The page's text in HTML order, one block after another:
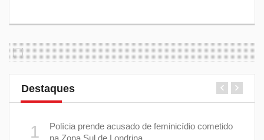
Destaques
1
Polícia prende acusado de feminicídio cometido
na Zona Sul de Londrina